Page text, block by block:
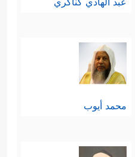
الصراع﴿وَقَوۡمَ نُوحࣲ مِّن
محمد أيوب